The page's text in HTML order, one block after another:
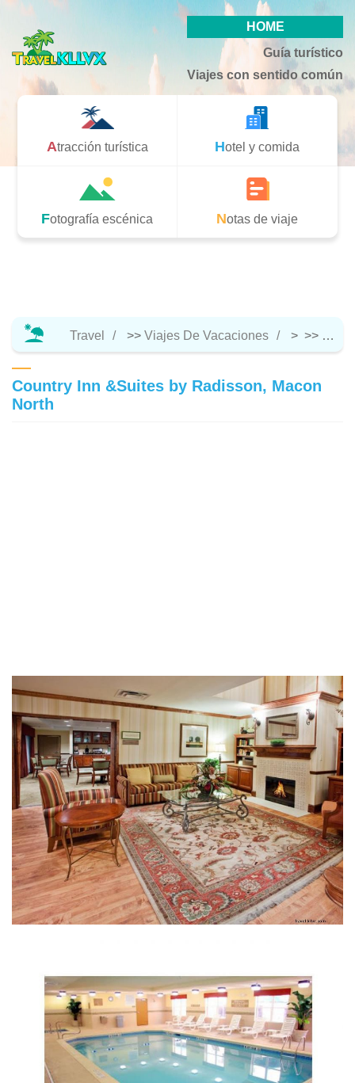
HOME
Guía turístico
Viajes con sentido común
Atracción turística Hotel y comida
Fotografía escénica Notas de viaje
Travel >> Viajes De Vacaciones > >>
Country Inn &Suites by Radisson, Macon
North